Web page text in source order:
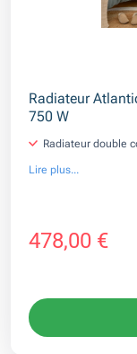
Radiateur
750 W
Radiateur double
Lire plus...
478,00 €